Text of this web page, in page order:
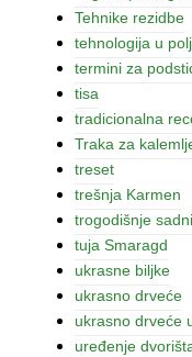
Tehnike rezidbe
tehnologija u
termini za
tisa
tradicionalna
Traka za
treset
trešnja Karmen
trogodišnje
tuja Smaragd
ukrasne biljke
ukrasno drveće
ukrasno drveće
uređenje